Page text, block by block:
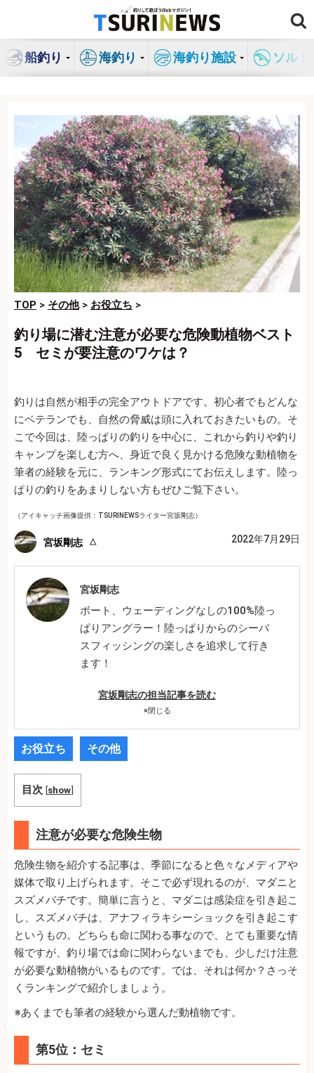
ン
船釣り 海釣り 海釣り施設 ソル
TOP > その他> お役立ち >
釣り場に潜む注意が必要な危険動植物ベスト
5 セミが要注意のワケは？
釣りは自然が相手の完全アウトドアです。初心者でもどんな
にベテランでも、自然の脅威は頭に入れておきたいもの。そ
こで今回は、陸っぱりの釣りを中心に、これから釣りや釣り
キャンプを楽しむ方へ、身近で良く見かける危険な動植物を
筆者の経験を元に、ランキング形式にてお伝えします。陸っ
ぱりの釣りをあまりしない方もぜひご覧下さい。
（アイキャッチ画像提供：TSURINEWSライター宮坂剛志）
宮坂剛志 2022年7月29日
宮坂剛志
ボート、ウェーディングなしの100%陸っ
ぱりアングラー！陸っぱりからのシーバ
スフィッシングの楽しさを追求して行き
ます！
宮坂剛志の担当記事を読む
×閉じる
お役立ち その他
目次 [show]
注意が必要な危険生物
危険生物を紹介する記事は、季節になると色々なメディアや
媒体で取り上げられます。そこで必ず現れるのが、マダニと
スズメバチです。簡単に言うと、マダニは感染症を引き起こ
し、スズメバチは、アナフィラキシーショックを引き起こす
というもの。どちらも命に関わる事なので、とても重要な情
報ですが、釣り場では命に関わらないまでも、少しだけ注意
が必要な動植物がいるものです。では、それは何か？さっそ
くランキングで紹介しましょう。
※あくまでも筆者の経験から選んだ動植物です。
第5位：セミ